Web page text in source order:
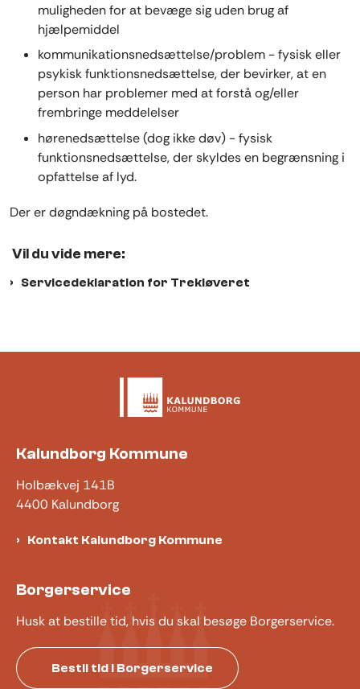
muligheden for at bevæge sig uden brug af
hjælpemiddel
kommunikationsnedsættelse/problem - fysisk eller
psykisk funktionsnedsættelse, der bevirker, at en
person har problemer med at forstå og/eller
frembringe meddelelser
hørenedsættelse (dog ikke døv) - fysisk
funktionsnedsættelse, der skyldes en begrænsning i
opfattelse af lyd.
Der er døgndækning på bostedet.
Vil du vide mere:
Servicedeklaration for Trekløveret
Kalundborg Kommune
Holbækvej 141B
4400 Kalundborg
Kontakt Kalundborg Kommune
Borgerservice
Husk at bestille tid, hvis du skal besøge Borgerservice.
Bestil tid i Borgerservice